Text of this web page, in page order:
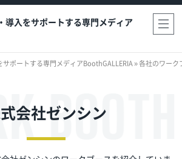
導入をサポートする専門メディア
ポートする専門メディアBoothGALLERIA»各社のワーク
会社ゼンシン